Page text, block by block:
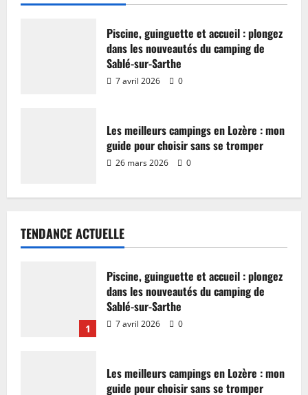
Piscine, guinguette et accueil : plongez
dans les nouveautés du camping de
Sablé-sur-Sarthe
7 avril 2026 0
Les meilleurs campings en Lozère : mon
guide pour choisir sans se tromper
26 mars 2026 0
TENDANCE ACTUELLE
1
Piscine, guinguette et accueil : plongez
dans les nouveautés du camping de
Sablé-sur-Sarthe
7 avril 2026 0
Les meilleurs campings en Lozère : mon
guide pour choisir sans se tromper